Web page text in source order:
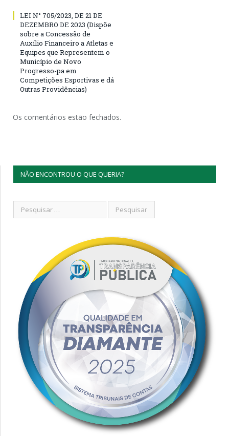
LEI N° 705/2023, DE 21 DE
DEZEMBRO DE 2023 (Dispõe
sobre a Concessão de
Auxílio Financeiro a Atletas e
Equipes que Representem o
Município de Novo
Progresso-pa em
Competições Esportivas e dá
Outras Providências)
Os comentários estão fechados.
NÃO ENCONTROU O QUE QUERIA?